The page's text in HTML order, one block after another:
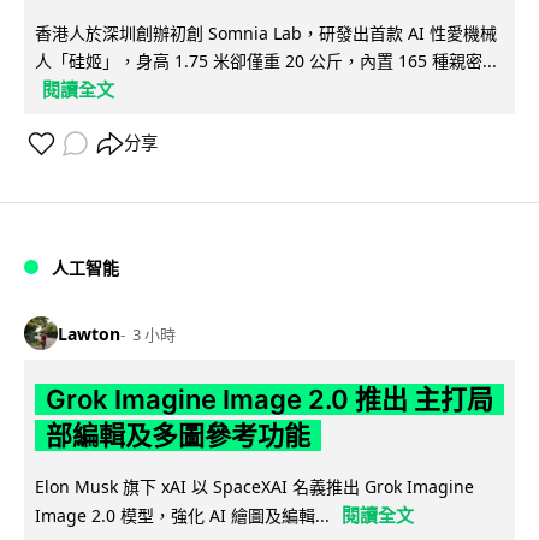
香港人於深圳創辦初創 Somnia Lab，研發出首款 AI 性愛機械
人「硅姬」，身高 1.75 米卻僅重 20 公斤，內置 165 種親密...
閱讀全文
分享
人工智能
Lawton 3 小時
Grok Imagine Image 2.0 推出 主打局
部編輯及多圖參考功能
Elon Musk 旗下 xAI 以 SpaceXAI 名義推出 Grok Imagine
Image 2.0 模型，強化 AI 繪圖及編輯...
閱讀全文